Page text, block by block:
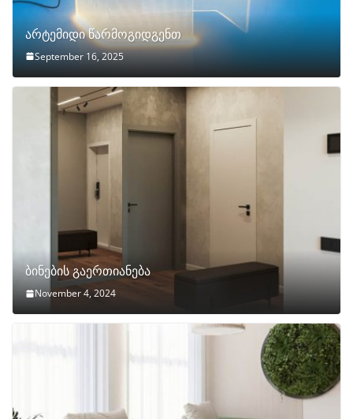
არტემიდი წარმოგიდგენთ
September 16, 2025
ბინების გაერთიანება
November 4, 2024